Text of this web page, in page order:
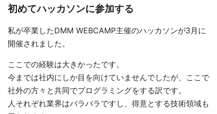
初めてハッカソンに参加する
私が卒業したDMM WEBCAMP主催のハッカソンが3月に
開催されました。
ここでの経験は大きかったです。
今までは社内にしか目を向けていませんでしたが、ここで
社外の方々と共同でプログラミングをする訳です。
人それぞれ業界はバラバラですし、得意とする技術領域も